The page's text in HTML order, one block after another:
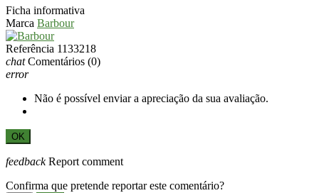
Ficha informativa
Marca Barbour
Referência 1133218
chat Comentários (0)
error
Não é possível enviar a apreciação da sua avaliação.
OK
feedback Report comment
Confirma que pretende reportar este comentário?